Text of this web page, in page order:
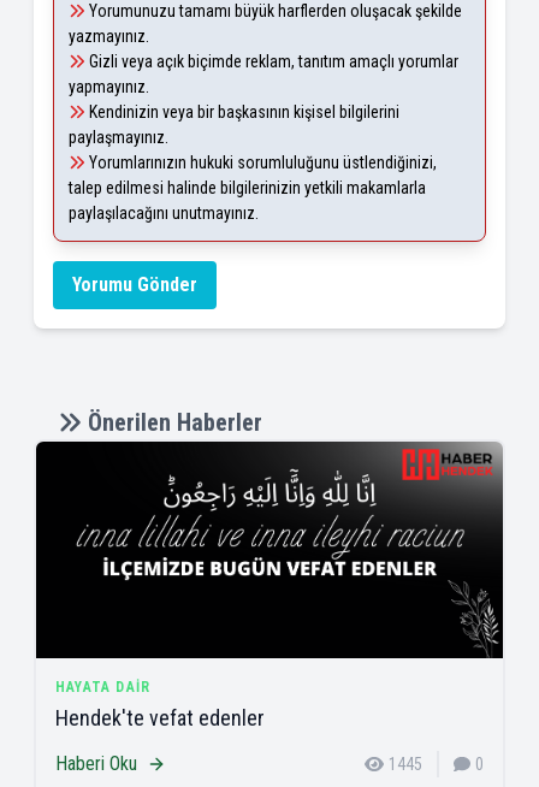
Yorumunuzu tamamı büyük harflerden oluşacak şekilde
yazmayınız.
Gizli veya açık biçimde reklam, tanıtım amaçlı yorumlar
yapmayınız.
Kendinizin veya bir başkasının kişisel bilgilerini
paylaşmayınız.
Yorumlarınızın hukuki sorumluluğunu üstlendiğinizi,
talep edilmesi halinde bilgilerinizin yetkili makamlarla
paylaşılacağını unutmayınız.
Yorumu Gönder
Önerilen Haberler
HAYATA DAIR
Hendek'te vefat edenler
Haberi Oku 1445 0